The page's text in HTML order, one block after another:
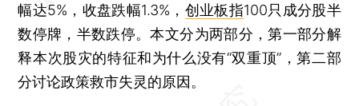
幅达5%，收盘跌幅1.3%， 创业板指100只成分股半
数停牌，半数跌停。本文分为两部分，第一部分解
释本次股灾的特征和为什么没有“双重顶”，第二部
分讨论政策救市失灵的原因。